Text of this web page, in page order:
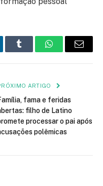
Tumblr WhatsApp
E-
ARTIGO
fama e feridas
filho de Latino
processar o pai após
polêmicas